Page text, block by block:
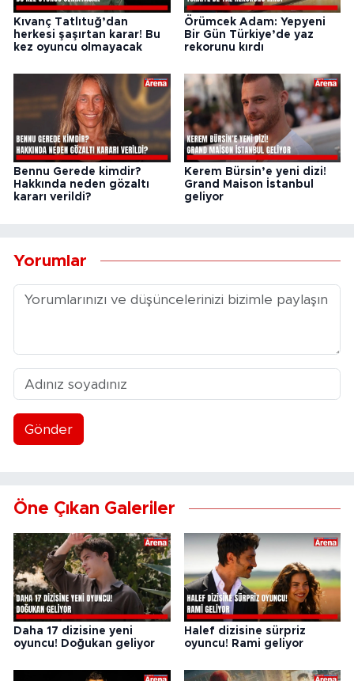
Kıvanç Tatlıtuğ’dan
herkesi şaşırtan karar! Bu
kez oyuncu olmayacak
Örümcek Adam: Yepyeni
Bir Gün Türkiye’de yaz
rekorunu kırdı
Bennu Gerede kimdir?
Hakkında neden gözaltı
kararı verildi?
Kerem Bürsin’e yeni dizi!
Grand Maison İstanbul
geliyor
Yorumlar
Gönder
Öne Çıkan Galeriler
Daha 17 dizisine yeni
oyuncu! Doğukan geliyor
Halef dizisine sürpriz
oyuncu! Rami geliyor